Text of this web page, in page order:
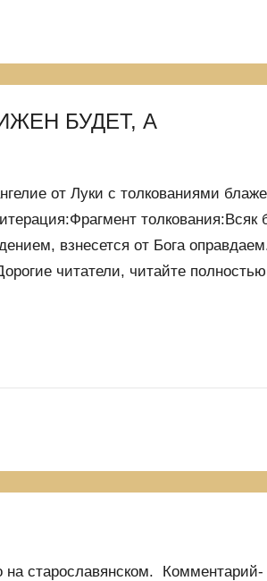
БУДЕТ, А
от Луки с толкованиями
толкования:Всяк
взнесется от Бога
читатели, читайте полностью
на старославянском. Комментарий-